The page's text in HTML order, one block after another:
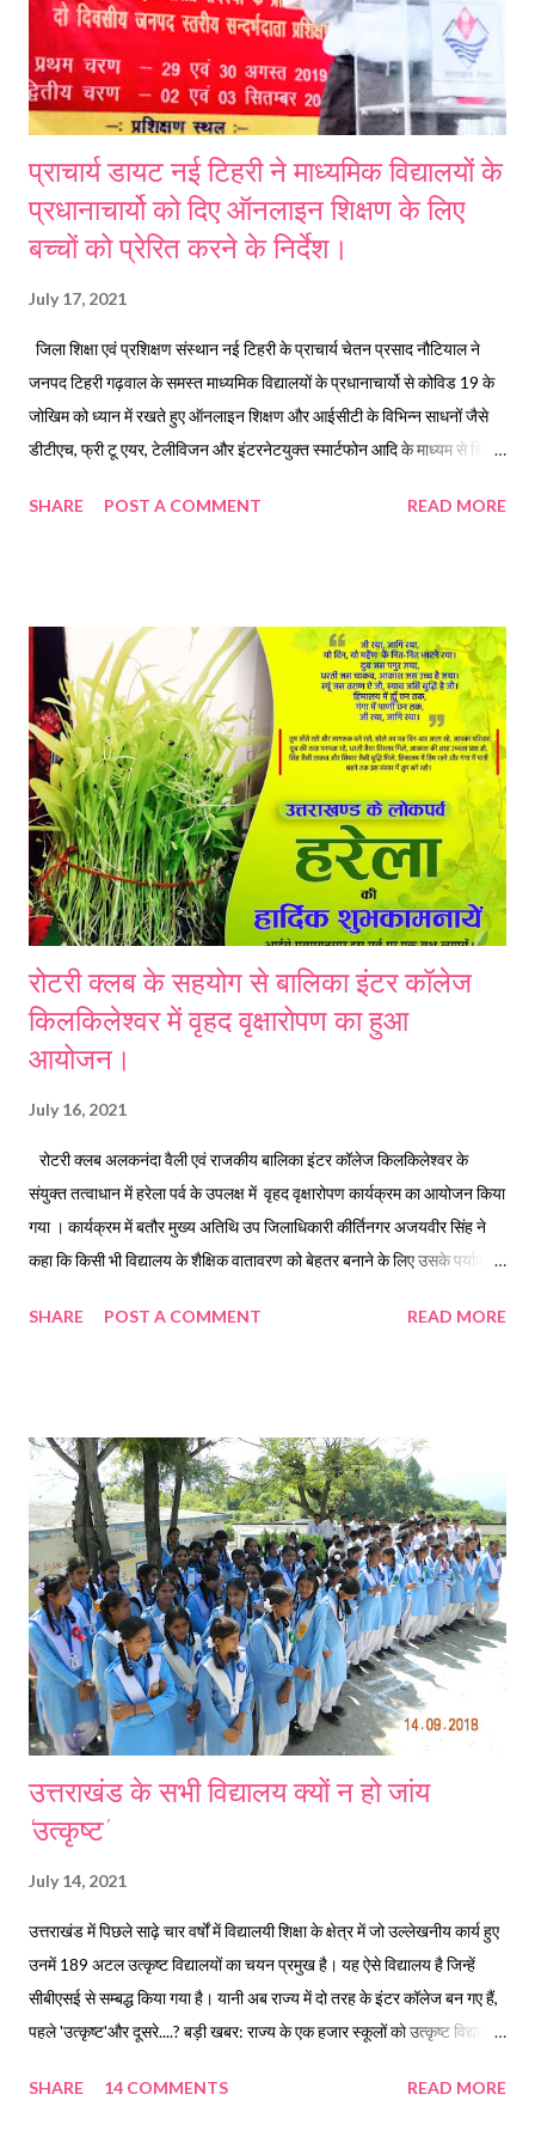
प्राचार्य डायट नई टिहरी ने माध्यमिक विद्यालयों के
प्रधानाचार्यो को दिए ऑनलाइन शिक्षण के लिए
बच्चों को प्रेरित करने के निर्देश।
July 17, 2021
जिला शिक्षा एवं प्रशिक्षण संस्थान नई टिहरी के प्राचार्य चेतन प्रसाद नौटियाल ने
जनपद टिहरी गढ़वाल के समस्त माध्यमिक विद्यालयों के प्रधानाचार्यो से कोविड 19 के
जोखिम को ध्यान में रखते हुए ऑनलाइन शिक्षण और आईसीटी के विभिन्न साधनों जैसे
डीटीएच, फ्री टू एयर, टेलीविजन और इंटरनेटयुक्त स्मार्टफोन आदि के माध्यम से शिक्षण
देने के निर्देश दिए है। उन्होंने कहा है कि प्रधानाचार्यो के साथ सभी विषयाध्यापकों का
प्रधानाचार्य व शिक्षकों का अभिभावकों व विद्यार्थियों के बीच अच्छा प्रभाव होता है
जिसका उपयोग स्कूली बच्चों व अभिभावकों को इन माध्यमो से शिक्षण के लिए प्रेरित
करते हुए भी किया जा सकता है। उन्होंने कहा है कि विगत 1 वर्ष से कोविड-19 के
प्रभाव से स्कूली ...
SHARE POST A COMMENT READ MORE
रोटरी क्लब के सहयोग से बालिका इंटर कॉलेज
किलकिलेश्वर में वृहद वृक्षारोपण का हुआ
आयोजन।
July 16, 2021
रोटरी क्लब अलकनंदा वैली एवं राजकीय बालिका इंटर कॉलेज किलकिलेश्वर के
संयुक्त तत्वाधान में हरेला पर्व के उपलक्ष में वृहद वृक्षारोपण कार्यक्रम का आयोजन किया
गया । कार्यक्रम में बतौर मुख्य अतिथि उप जिलाधिकारी कीर्तिनगर अजयवीर सिंह ने
कहा कि किसी भी विद्यालय के शैक्षिक वातावरण को बेहतर बनाने के लिए उसके पर्यावरण
इस अवसर पर बतौर विशिष्ट अतिथि प्रोफेसर ए आर डंगवाल पूर्व संकाय अध्यक्ष एसीएल
सचिव रोटेरियन वेदव्रत शर्मा ने रोटरी क्लब के उद्देश्यों से परिचित कराते हुए शैक्षिक
उन्नयन में योगदान की बात कही । रोटरी क्लब निरंतर पर्यावरण संरक्षण में कार्य करता है
इसी के अंतर्गत आज इस विद्यालय को ग्रीन केंपस के रूप में विकसित करने के लिए वृहद
वृक्षारोपण कार्यक्रम...
SHARE POST A COMMENT READ MORE
उत्तराखंड के सभी विद्यालय क्यों न हो जांय
'उत्कृष्ट'
July 14, 2021
उत्तराखंड में पिछले साढ़े चार वर्षों में विद्यालयी शिक्षा के क्षेत्र में जो उल्लेखनीय कार्य हुए
उनमें 189 अटल उत्कृष्ट विद्यालयों का चयन प्रमुख है। यह ऐसे विद्यालय है जिन्हें
सीबीएसई से सम्बद्ध किया गया है। यानी अब राज्य में दो तरह के इंटर कॉलेज बन गए हैं,
पहले 'उत्कृष्ट'और दूसरे....? बड़ी खबर: राज्य के एक हजार स्कूलों को उत्कृष्ट विद्यालय
कार्य योजना। Touch Here to join 'Himwant Live (Educational News)'
SHARE 14 COMMENTS READ MORE